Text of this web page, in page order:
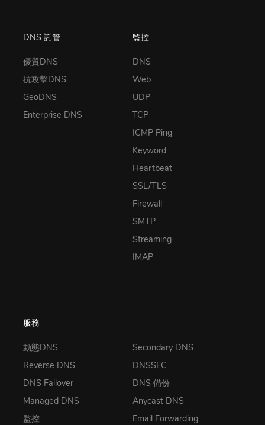
DNS 託管
優質DNS
抗攻擊DNS
GeoDNS
Enterprise DNS
監控
DNS
Web
UDP
TCP
ICMP Ping
Keyword
Heartbeat
SSL/TLS
Firewall
SMTP
Streaming
IMAP
服務
動態DNS
Reverse DNS
DNS Failover
Managed DNS
監控
Secondary DNS
DNSSEC
DNS 備份
Anycast DNS
Email Forwarding